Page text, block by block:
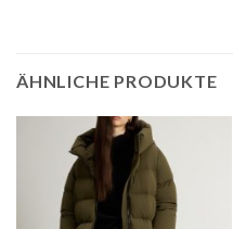
ÄHNLICHE PRODUKTE